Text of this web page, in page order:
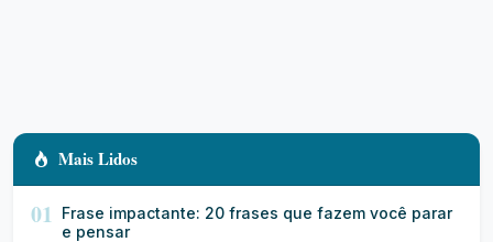
Mais Lidos
01 Frase impactante: 20 frases que fazem você parar
e pensar